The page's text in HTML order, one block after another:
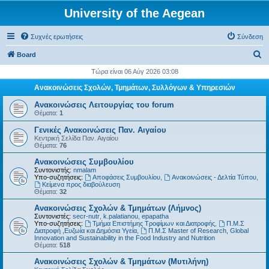
University of the Aegean
Συχνές ερωτήσεις Σύνδεση
Board
ζ
σ
Τώρα είναι 06 Αύγ 2026 03:08
Ανακοινώσεις Σχολών, Τμημάτων, Συλλόγων & Υπηρεσιών
Ανακοινώσεις Λειτουργίας του forum
Θέματα: 1
Γενικές Ανακοινώσεις Παν. Αιγαίου
Κεντρική Σελίδα Παν. Αιγαίου
Θέματα: 76
Ανακοινώσεις Συμβουλίου
Συντονιστής: nmalam
Υπο-συζητήσεις:
Αποφάσεις Συμβουλίου, Ανακοινώσεις - Δελτία Τύπου,
Kείμενα προς διαβούλευση
Θέματα: 32
Ανακοινώσεις Σχολών & Τμημάτων (Λήμνος)
Συντονιστές: secr-nutr k.palatianou epapatha
Υπο-συζητήσεις:
Τμήμα Επιστήμης Τροφίμων και Διατροφής,
Π.Μ.Σ
Διατροφή ,Ευζωία και Δημόσια Υγεία
Π.Μ.Σ Master of Research, Global
Innovation and Sustainability in the Food Industry and Nutrition
Θέματα: 518
Ανακοινώσεις Σχολών & Τμημάτων (Μυτιλήνη)